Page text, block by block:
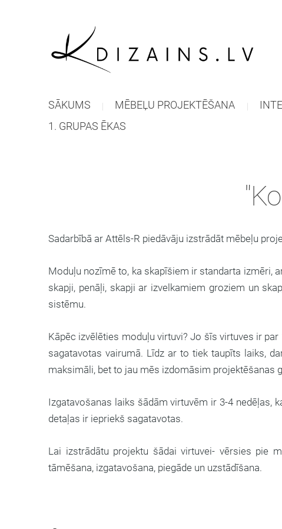
SĀKUMS MĒBEĻU PROJEKTĒŠANA
1. GRUPAS ĒKAS
Sadarbībā ar Attēls-R piedāvāju izstrādāt mēbeļu
Moduļu nozīmē to, ka skapīšiem ir standarta izmēri,
skapji, penāļi, skapji ar izvelkamiem groziem un
sistēmu.
Kāpēc izvēlēties moduļu virtuvi? Jo šīs virtuves ir
sagatavotas vairumā. Līdz ar to tiek taupīts laiks,
maksimāli, bet to jau mēs izdomāsim projektēšanas
Izgatavošanas laiks šādām virtuvēm ir 3-4 nedēļas,
detaļas ir iepriekš sagatavotas.
Lai izstrādātu projektu šādai virtuvei- vērsies pie
tāmēšana, izgatavošana, piegāde un uzstādīšana.